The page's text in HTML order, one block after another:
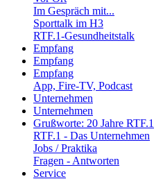
Im Gespräch mit...
Sporttalk im H3
RTF.1-Gesundheitstalk
Empfang
Empfang
Empfang
App, Fire-TV, Podcast
Unternehmen
Unternehmen
Grußworte: 20 Jahre RTF.1
RTF.1 - Das Unternehmen
Jobs / Praktika
Fragen - Antworten
Service